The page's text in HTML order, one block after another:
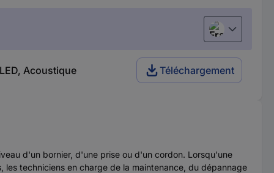
Français
Acoustique Téléchargement
d'un bornier, d'une prise ou d'un cordon. Lorsqu'une
techniciens en charge de la maintenance, du dépannage